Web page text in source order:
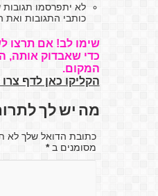
לא יתפרסמו
כותבי התגובות ואת
שימו לב! אם תרצו
כדי שאבדוק אותה,
המקום.
הקליקו כאן לדף
מה יש לך
כתובת הדואל שלך לא
מסומנים ב*